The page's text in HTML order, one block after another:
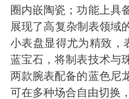
圈内嵌陶瓷；功能上具
展现了高复杂制表领域
小表盘显得尤为精致，
蓝宝石，将制表技术与
两款腕表配备的蓝色尼
可在多种场合自由切换